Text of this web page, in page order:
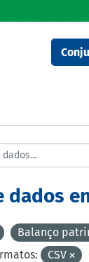
dados
Balanço
CSV